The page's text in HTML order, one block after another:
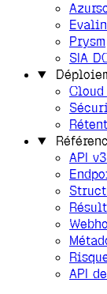
Prysm
SIA
API
API